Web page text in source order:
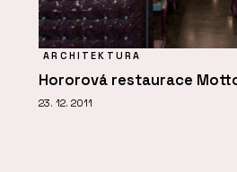
ARCHITEKTURA
Hororová restaurace
23. 12. 2011